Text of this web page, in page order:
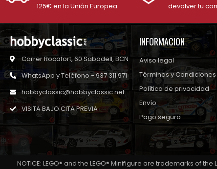
125€ en la Unión Europea.
devolver tu
Carrer Rocafort, 60 Sabadell, BCN
WhatsApp y Teléfono - 937 311 971
hobbyclassic@hobbyclassic.net
VISITA BAJO CITA PREVIA
INFORMACION
Aviso legal
Términos y Condiciones
Política de privacidad
Envío
Pago seguro
NOTICE: LEGO® and the LEGO® Minifigure are trademarks of